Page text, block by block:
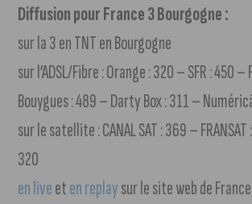
Diffusion pour France 3 Bourgogne :
sur la 3 en TNT en Bourgogne
sur l’ADSL/Fibre : Orange : 320 – SFR : 450 –
Bouygues : 489 – Darty Box : 311 –
sur le satellite : CANAL SAT : 369 –
320
en liveeten replaysur le site web de